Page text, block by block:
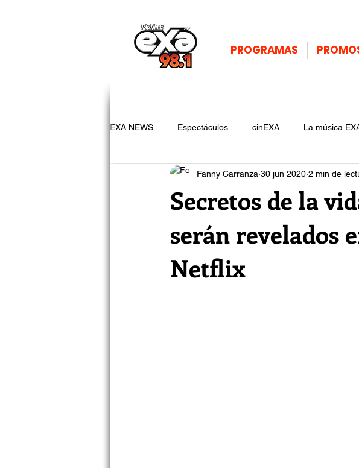
PROGRAMAS
EXA NEWS Espectáculos cinEXA La música
Secretos de la
serán revelados
Netflix
Fanny Carranza 30 jun 2020 2 min de